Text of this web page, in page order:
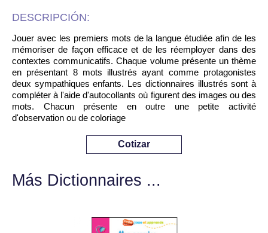
DESCRIPCIÓN:
Jouer avec les premiers mots de la langue étudiée afin de les
mémoriser de façon efficace et de les réemployer dans des
contextes communicatifs. Chaque volume présente un thème
en présentant 8 mots illustrés ayant comme protagonistes
deux sympathiques enfants. Les dictionnaires illustrés sont à
compléter à l'aide d'autocollants où figurent des images ou des
mots. Chacun présente en outre une petite activité
d'observation ou de coloriage
Cotizar
Más Dictionnaires ...